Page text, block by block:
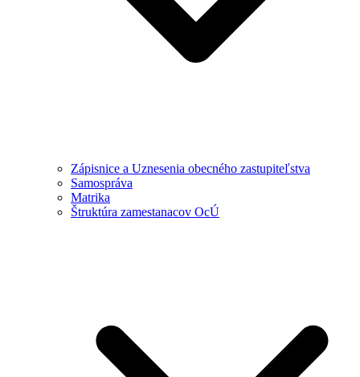
Zápisnice a Uznesenia obecného zastupiteľstva
Samospráva
Matrika
Štruktúra zamestanacov OcÚ